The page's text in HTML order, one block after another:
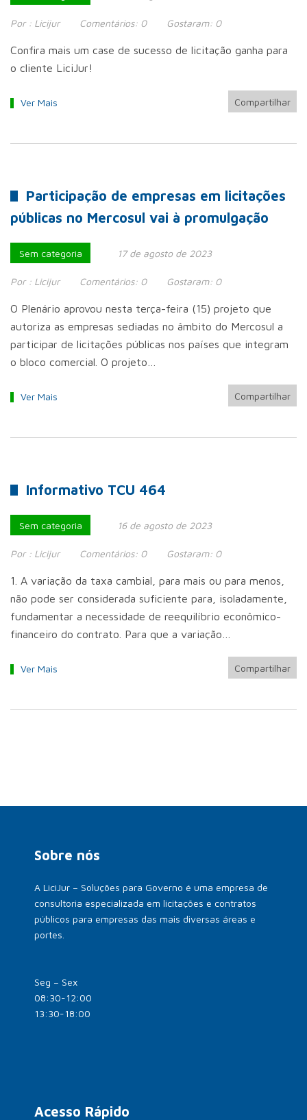
Por : Licijur Comentários: 0 Gostaram: 0
Confira mais um case de sucesso de licitação ganha para
o cliente LiciJur!
Ver Mais Compartilhar
Participação de empresas em licitações
públicas no Mercosul vai à promulgação
Sem categoria 17 de agosto de 2023
Por : Licijur Comentários: 0 Gostaram: 0
O Plenário aprovou nesta terça-feira (15) projeto que
autoriza as empresas sediadas no âmbito do Mercosul a
participar de licitações públicas nos países que integram
o bloco comercial. O projeto…
Ver Mais Compartilhar
Informativo TCU 464
Sem categoria 16 de agosto de 2023
Por : Licijur Comentários: 0 Gostaram: 0
1. A variação da taxa cambial, para mais ou para menos,
não pode ser considerada suficiente para, isoladamente,
fundamentar a necessidade de reequilíbrio econômico-
financeiro do contrato. Para que a variação…
Ver Mais Compartilhar
Sobre nós
A LiciJur – Soluções para Governo é uma empresa de
consultoria especializada em licitações e contratos
públicos para empresas das mais diversas áreas e
portes.
Seg – Sex
08:30-12:00
13:30-18:00
Acesso Rápido